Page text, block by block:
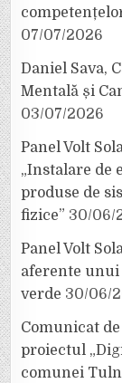
07/07/2026
Daniel Sava,
Mentală și
03/07/2026
Panel Volt
„Instalare de
produse de
fizice” 30/06/
Panel Volt
aferente
verde 30/06/
Comunicat
proiectul
comunei